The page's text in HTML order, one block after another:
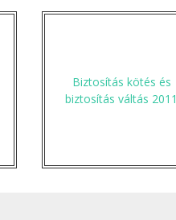
Biztosítás kötés és
biztosítás váltás 2011